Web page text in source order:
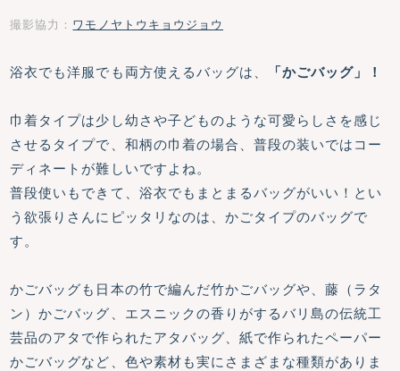
撮影協力： ワモノヤトウキョウジョウ
浴衣でも洋服でも両方使えるバッグは、 「かごバッグ」！
巾着タイプは少し幼さや子どものような可愛らしさを感じ
させるタイプで、和柄の巾着の場合、普段の装いではコー
ディネートが難しいですよね。
普段使いもできて、浴衣でもまとまるバッグがいい！とい
う欲張りさんにピッタリなのは、かごタイプのバッグで
す。
かごバッグも日本の竹で編んだ竹かごバッグや、藤（ラタ
ン）かごバッグ、エスニックの香りがするバリ島の伝統工
芸品のアタで作られたアタバッグ、紙で作られたペーパー
かごバッグなど、色や素材も実にさまざまな種類がありま